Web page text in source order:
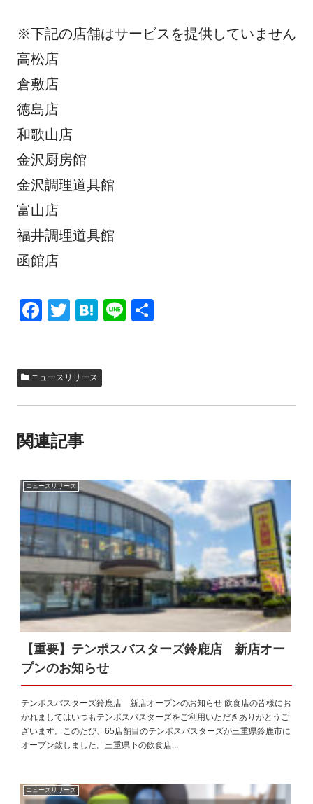
※下記の店舗はサービスを提供していません
高松店
倉敷店
徳島店
和歌山店
金沢厨房館
金沢調理道具館
富山店
福井調理道具館
函館店
F
e
b
o
T
er
H
n
a
Li
ニュースリリース
関連記事
ニュースリリース
【重要】テンポスバスターズ鈴鹿店 新店オー
プンのお知らせ
テンポスバスターズ鈴鹿店 新店オープンのお知らせ 飲食店の皆様にお
かれましてはいつもテンポスバスターズをご利用いただきありがとうご
ざいます。このたび、65店舗目のテンポスバスターズが三重県鈴鹿市に
オープン致しました。三重県下の飲食店...
ニュースリリース